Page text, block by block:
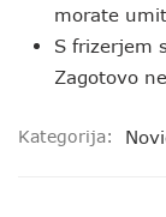
morate
S frizerjem
Zagotovo
Kategorija: